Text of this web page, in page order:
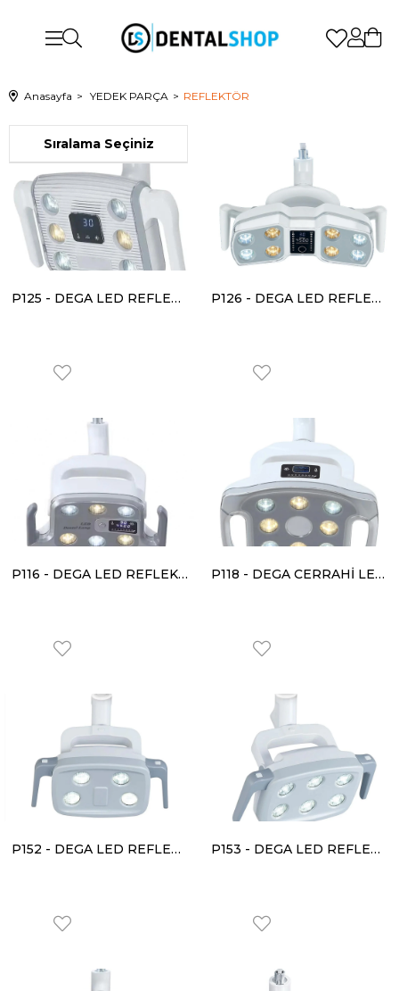
Anasayfa YEDEK PARÇA REFLEKTÖR
P125 - DEGA LED REFLEKTÖR P126 - DEGA LED REFLEKTÖR
P116 - DEGA LED REFLEKTÖR P118 - DEGA CERRAHİ LED REFLEKTÖR
P152 - DEGA LED REFLEKTÖR P153 - DEGA LED REFLEKTÖR